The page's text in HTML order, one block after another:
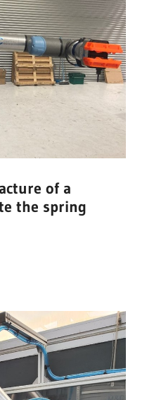
of a
the spring